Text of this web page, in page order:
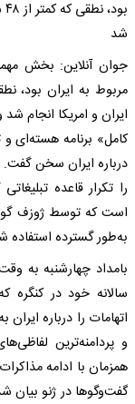
شد
جوان آنلاین: بخش
ایران و امریکا انجام
درباره ایران سخن گفت.
را تکرار قاعده
است که توسط ژوزف
به‌طور گسترده استفاده
بامداد چهارشنبه به
سالانه خود در
اتهامات را درباره
و پردامنه‌ترین
همزمان با ادامه
گفت‌و‌گو‌ها در ژنو بیان